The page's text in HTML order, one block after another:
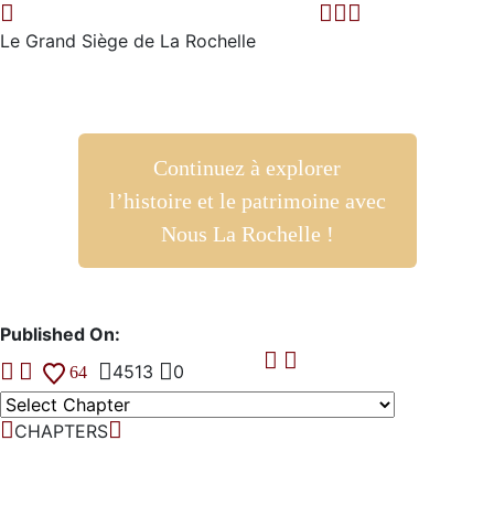
Le Grand Siège de La Rochelle
Continuez à explorer
l’histoire et le patrimoine avec
Nous La Rochelle !
Published On:
64 4513 0
CHAPTERS